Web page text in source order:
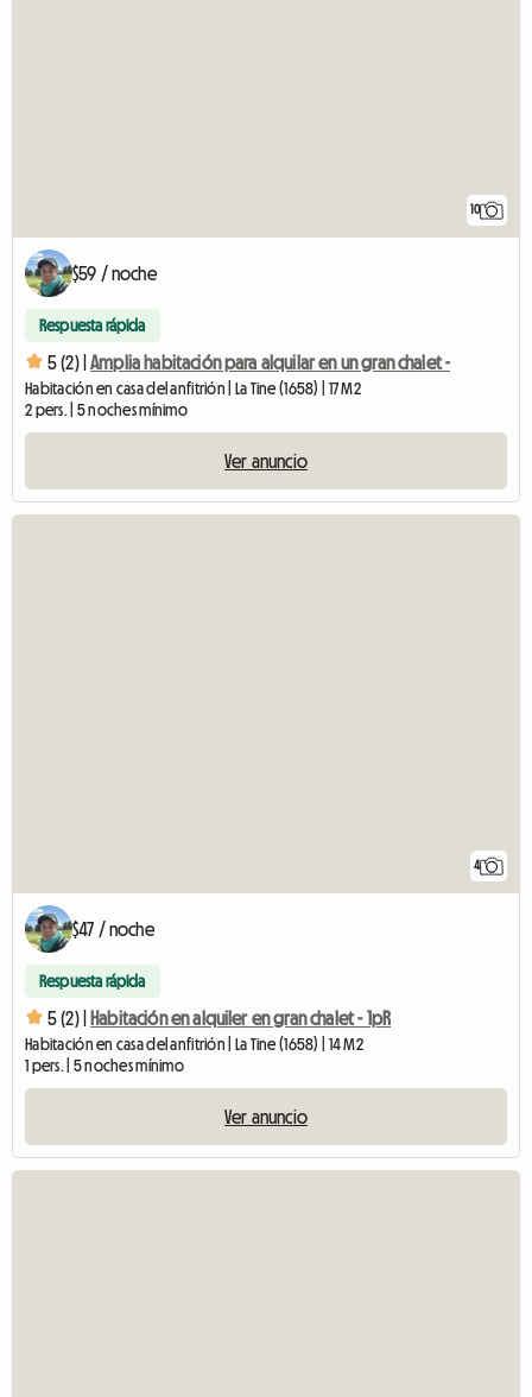
10
$59 / noche
Respuesta rápida
5 (2) | Amplia habitación para alquilar en un gran chalet -
Habitación en casa del anfitrión | La Tine (1658) | 17 M2
2 pers. | 5 noches mínimo
Ver anuncio
4
$47 / noche
Respuesta rápida
5 (2) | Habitación en alquiler en gran chalet - 1pR
Habitación en casa del anfitrión | La Tine (1658) | 14 M2
1 pers. | 5 noches mínimo
Ver anuncio